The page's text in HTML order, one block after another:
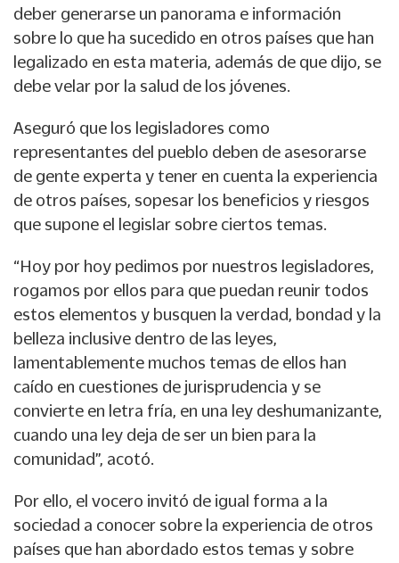
deber generarse un panorama e información
sobre lo que ha sucedido en otros países que han
legalizado en esta materia, además de que dijo, se
debe velar por la salud de los jóvenes.
Aseguró que los legisladores como
representantes del pueblo deben de asesorarse
de gente experta y tener en cuenta la experiencia
de otros países, sopesar los beneficios y riesgos
que supone el legislar sobre ciertos temas.
“Hoy por hoy pedimos por nuestros legisladores,
rogamos por ellos para que puedan reunir todos
estos elementos y busquen la verdad, bondad y la
belleza inclusive dentro de las leyes,
lamentablemente muchos temas de ellos han
caído en cuestiones de jurisprudencia y se
convierte en letra fría, en una ley deshumanizante,
cuando una ley deja de ser un bien para la
comunidad”, acotó.
Por ello, el vocero invitó de igual forma a la
sociedad a conocer sobre la experiencia de otros
países que han abordado estos temas y sobre